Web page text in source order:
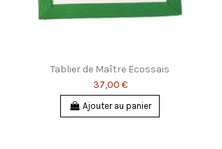
Tablier de Maître Ecossais
37,00 €
Ajouter au panier